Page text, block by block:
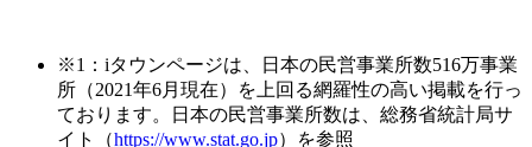
※1：iタウンページは、日本の民営事業所数516万事業
所（2021年6月現在）を上回る網羅性の高い掲載を行っ
ております。日本の民営事業所数は、総務省統計局サ
イト（https://www.stat.go.jp）を参照